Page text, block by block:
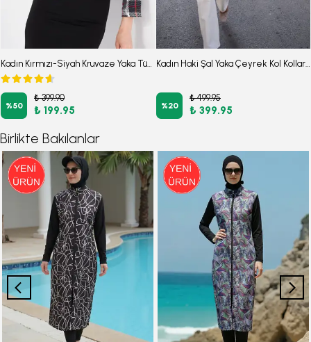
Kadın Kırmızı-Siyah Kruvaze Yaka Tüvit Crop Ceket ARM-24K001014
%50
₺ 399.90
₺ 199.95
Kadın Haki Şal Yaka Çeyrek Kol Kolları Puantiyeli Manşetli Düğmesiz Ceket ARM-26Y001119
%20
₺ 499.95
₺ 399.95
Birlikte Bakılanlar